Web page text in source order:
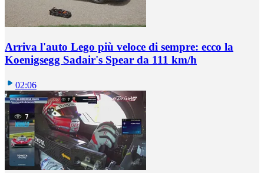
Arriva l'auto Lego più veloce di sempre: ecco la
Koenigsegg Sadair's Spear da 111 km/h
02:06